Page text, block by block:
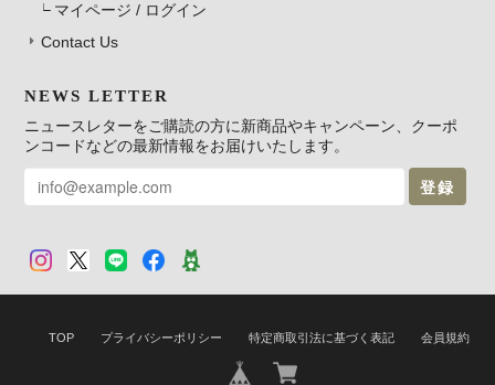
マイページ / ログイン
Contact Us
NEWS LETTER
ニュースレターをご購読の方に新商品やキャンペーン、クーポ
ンコードなどの最新情報をお届けいたします。
登録
TOP プライバシーポリシー 特定商取引法に基づく表記 会員規約